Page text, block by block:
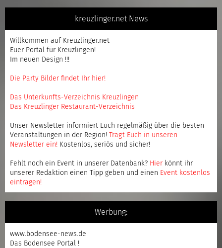
kreuzlinger.net News
Willkommen auf Kreuzlinger.net
Euer Portal für Kreuzlingen!
Im neuen Design !!!
Die Party Bilder findet Ihr hier!
Das Unterkunfts-Verzeichnis Kreuzlingen
Das Kreuzlinger Restaurant-Verzeichnis
Unser Newsletter informiert Euch regelmäßig über die besten
Veranstaltungen in der Region!
Tragt Euch in unseren
Newsletter ein! Kostenlos, seriös und sicher!
Fehlt noch ein Event in unserer Datenbank? Hier könnt ihr
unserer Redaktion einen Tipp geben und einen Event kostenlos
eintragen!
Werbung:
www.bodensee-news.de
Das Bodensee Portal !